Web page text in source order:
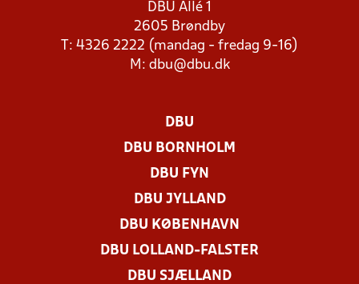
DBU Allé 1
2605 Brøndby
T: 4326 2222 (mandag - fredag 9-16)
M: dbu@dbu.dk
DBU
DBU BORNHOLM
DBU FYN
DBU JYLLAND
DBU KØBENHAVN
DBU LOLLAND-FALSTER
DBU SJÆLLAND